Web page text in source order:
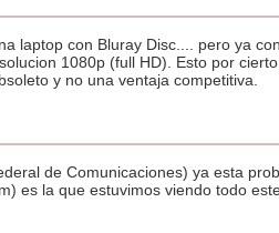
laptop con Bluray Disc.... pero ya
1080p (full HD). Esto por
y no una ventaja competitiva.
de Comunicaciones) ya esta
es la que estuvimos viendo todo